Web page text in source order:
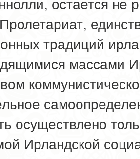
традиций
массами
осуществлено
Ирландской